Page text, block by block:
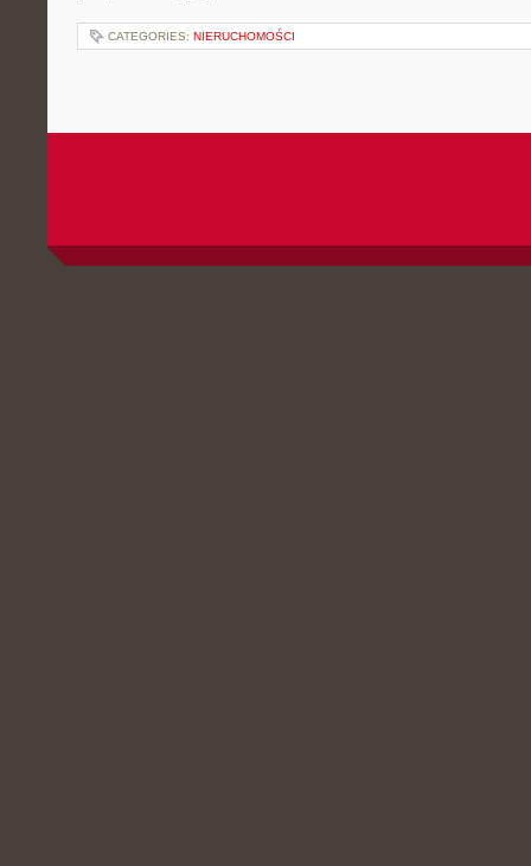
CATEGORIES: NIERUCHOMOŚCI